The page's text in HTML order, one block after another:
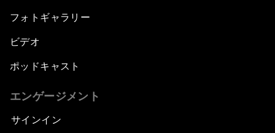
フォトギャラリー
ビデオ
ポッドキャスト
エンゲージメント
サインイン